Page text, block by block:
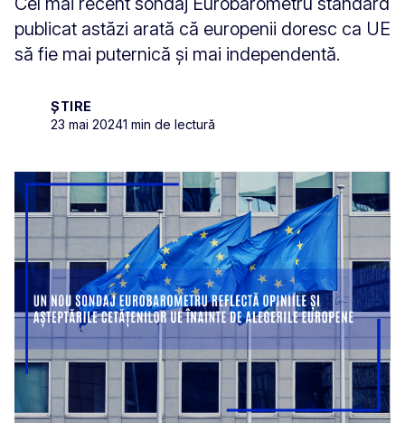
publicat astăzi arată că europenii doresc ca UE
să fie mai puternică și mai independentă.
ȘTIRE
23 mai 20241 min de lectură